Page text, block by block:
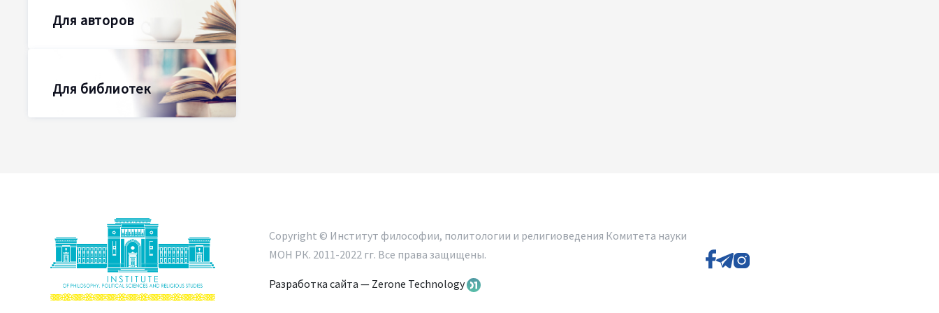
Для авторов
Для библиотек
Copyright © Институт философии, политологии и религиоведения Комитета науки
МОН РК. 2011-2022 гг. Все права защищены.
Разработка сайта — Zerone Technology